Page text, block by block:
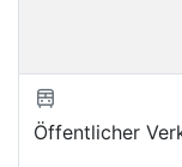
Öffentlicher